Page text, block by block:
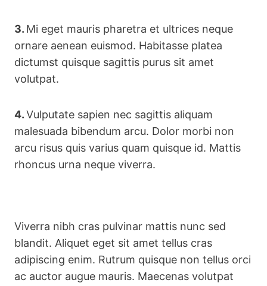
3. Mi eget mauris pharetra et ultrices neque
ornare aenean euismod. Habitasse platea
dictumst quisque sagittis purus sit amet
volutpat.
4.Vulputate sapien nec sagittis aliquam
malesuada bibendum arcu. Dolor morbi non
arcu risus quis varius quam quisque id. Mattis
rhoncus urna neque viverra.
Viverra nibh cras pulvinar mattis nunc sed
blandit. Aliquet eget sit amet tellus cras
adipiscing enim. Rutrum quisque non tellus orci
ac auctor augue mauris. Maecenas volutpat